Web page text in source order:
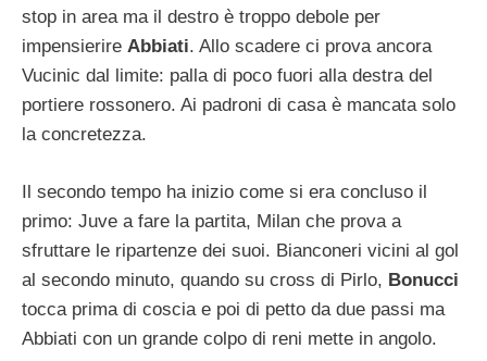
stop in area ma il destro è troppo debole per
impensierire Abbiati. Allo scadere ci prova ancora
Vucinic dal limite: palla di poco fuori alla destra del
portiere rossonero. Ai padroni di casa è mancata solo
la concretezza.
Il secondo tempo ha inizio come si era concluso il
primo: Juve a fare la partita, Milan che prova a
sfruttare le ripartenze dei suoi. Bianconeri vicini al gol
al secondo minuto, quando su cross di Pirlo, Bonucci
tocca prima di coscia e poi di petto da due passi ma
Abbiati con un grande colpo di reni mette in angolo.